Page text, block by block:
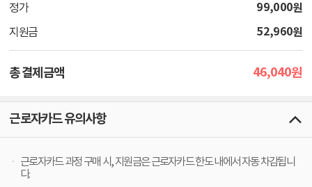
정가 99,000원
지원금 52,960원
총 결제금액 46,040원
근로자카드 유의사항
근로자카드 과정 구매 시, 지원금은 근로자카드 한도 내에서 자동 차감됩니
다.